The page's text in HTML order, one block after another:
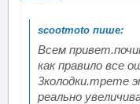
Всем
как правило все
3колодки.трете
реально